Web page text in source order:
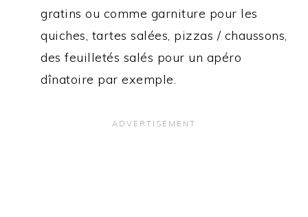
gratins ou comme garniture pour les
quiches, tartes salées, pizzas / chaussons,
des feuilletés salés pour un apéro
dînatoire par exemple.